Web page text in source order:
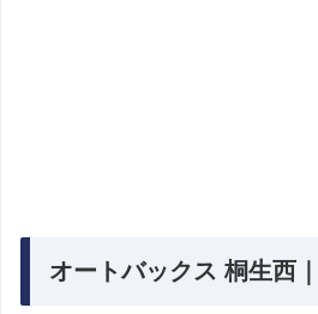
オートバックス 桐生西